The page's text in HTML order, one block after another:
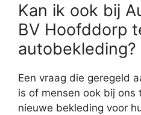
Kan ik ook bij
BV Hoofddorp
autobekleding?
Een vraag die geregeld
is of mensen ook bij ons
nieuwe bekleding voor